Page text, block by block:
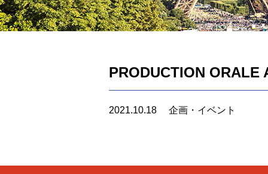
PRODUCTION ORALE
2021.10.18 企画・イベント